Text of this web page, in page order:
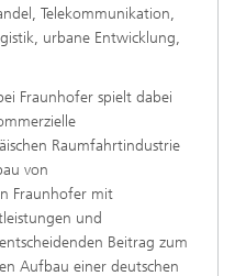
Telekommunikation,
urbane Entwicklung,
Fraunhofer spielt dabei
Raumfahrtindustrie
von
Fraunhofer mit
und
Beitrag zum
Aufbau einer deutschen